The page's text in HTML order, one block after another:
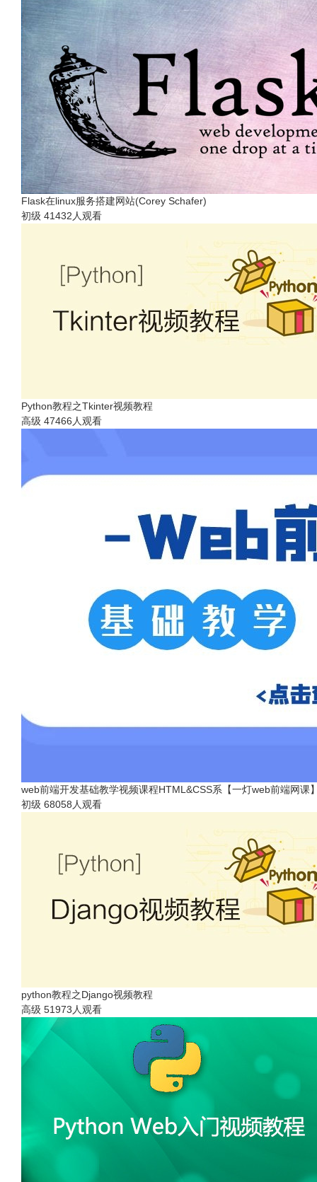
Flask在linux服务搭建网站(Corey Schafer)
初级 41432人观看
Python教程之Tkinter视频教程
高级 47466人观看
web前端开发基础教学视频课程HTML&CSS系【一灯web前端网课
初级 68058人观看
python教程之Django视频教程
高级 51973人观看